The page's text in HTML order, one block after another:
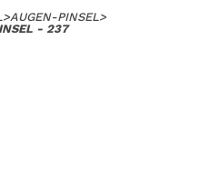
>AUGEN-PINSEL>
- 237